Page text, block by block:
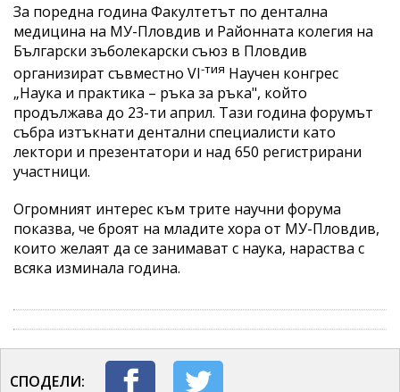
За поредна година Факултетът по дентална
медицина на МУ-Пловдив и Районната колегия на
Български зъболекарски съюз в Пловдив
организират съвместно VI-тия Научен конгрес
„Наука и практика – ръка за ръка", който
продължава до 23-ти април. Тази година форумът
събра изтъкнати дентални специалисти като
лектори и презентатори и над 650 регистрирани
участници.
Огромният интерес към трите научни форума
показва, че броят на младите хора от МУ-Пловдив,
които желаят да се занимават с наука, нараства с
всяка изминала година.
СПОДЕЛИ: